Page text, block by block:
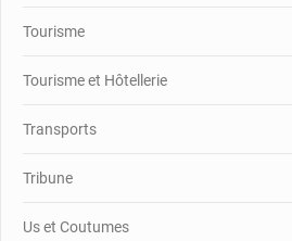
Tourisme
Tourisme et Hôtellerie
Transports
Tribune
Us et Coutumes